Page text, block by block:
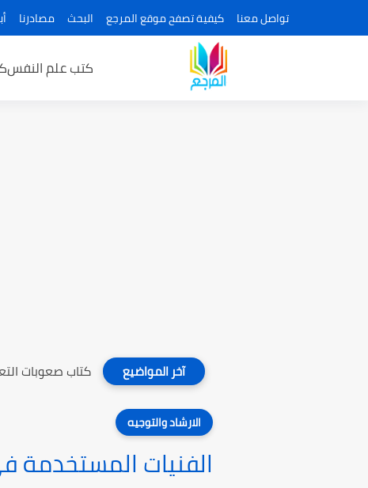
تواصل معنا كيفية تصفح موقع المرجع البحث مصادرنا
كتب علم النفس
آخر المواضيع كتاب صعوبات
الارشاد والتوجيه
الفنيات المستخدمة